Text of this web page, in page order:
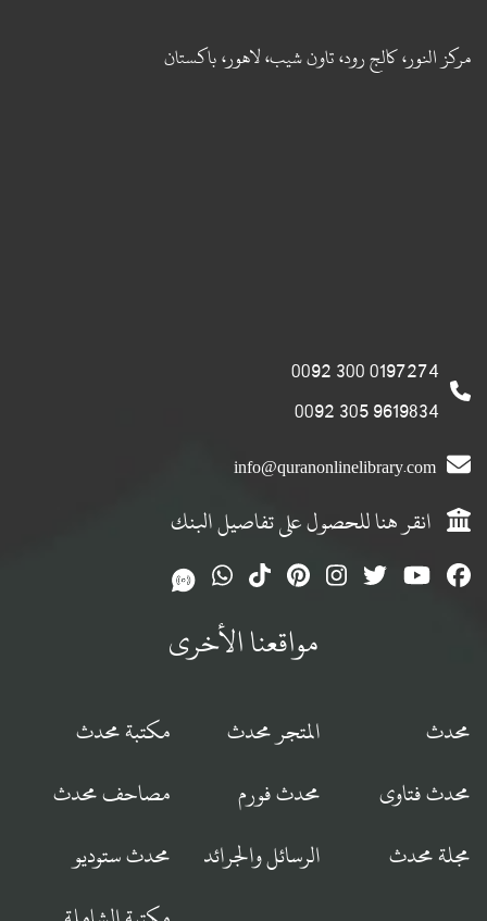
مركز النور، كالج رود، تاون شيب، لاهور، باكستان
0197274 300 0092
9619834 305 0092
info@quranonlinelibrary.com
انقر هنا للحصول على تفاصيل البنك
مواقعنا الأخرى
محدث المتجر محدث
مكتبة محدث
محدث فتاوى
محدث فورم
مصاحف محدث
مجلة محدث
الرسائل والجرائد محدث ستوديو